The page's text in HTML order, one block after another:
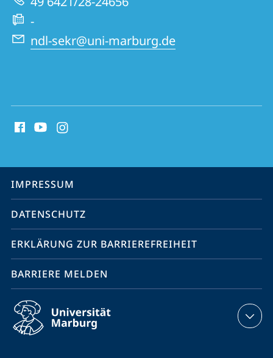
Website
-
ndl-sekr@uni-marburg.de
Media
Service-
Navigation
IMPRESSUM
DATENSCHUTZ
ERKLÄRUNG ZUR BARRIEREFREIHEIT
BARRIERE MELDEN